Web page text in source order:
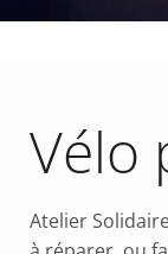
Vélo
Atelier